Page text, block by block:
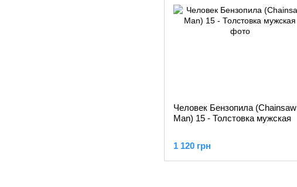
Человек Бензопила (Chainsaw
Man) 15 - Толстовка мужская
1 120 грн